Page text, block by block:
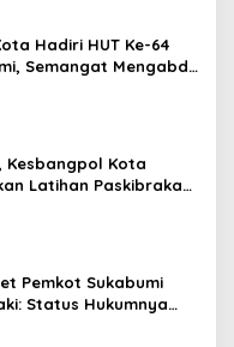
Hadiri HUT Ke-64
Semangat Mengabdi
Kesbangpol Kota
Latihan Paskibraka
Pemkot Sukabumi
Status Hukumnya